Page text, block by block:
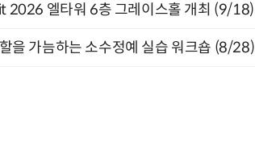
2026 엘타워 6층 그레이스홀 개최 (9/18)
을 가늠하는 소수정예 실습 워크숍 (8/28)